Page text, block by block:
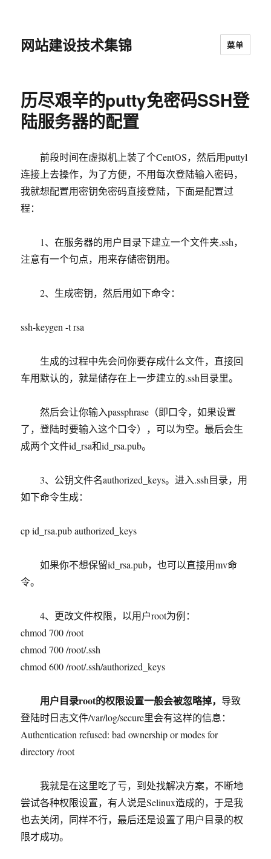
网站建设技术集锦 菜单
历尽艰辛的putty免密码SSH登
陆服务器的配置
前段时间在虚拟机上装了个CentOS，然后用puttyl
连接上去操作，为了方便，不用每次登陆输入密码，
我就想配置用密钥免密码直接登陆，下面是配置过
程：
1、在服务器的用户目录下建立一个文件夹.ssh，
注意有一个句点，用来存储密钥用。
2、生成密钥，然后用如下命令：
ssh-keygen -t rsa
生成的过程中先会问你要存成什么文件，直接回
车用默认的，就是储存在上一步建立的.ssh目录里。
然后会让你输入passphrase（即口令，如果设置
了，登陆时要输入这个口令），可以为空。最后会生
成两个文件id_rsa和id_rsa.pub。
3、公钥文件名authorized_keys。进入.ssh目录，用
如下命令生成：
cp id_rsa.pub authorized_keys
如果你不想保留id_rsa.pub，也可以直接用mv命
令。
4、更改文件权限，以用户root为例：
chmod 700 /root
chmod 700 /root/.ssh
chmod 600 /root/.ssh/authorized_keys
用户目录root的权限设置一般会被忽略掉， 导致
登陆时日志文件/var/log/secure里会有这样的信息：
Authentication refused: bad ownership or modes for
directory /root
我就是在这里吃了亏，到处找解决方案，不断地
尝试各种权限设置，有人说是Selinux造成的，于是我
也去关闭，同样不行，最后还是设置了用户目录的权
限才成功。